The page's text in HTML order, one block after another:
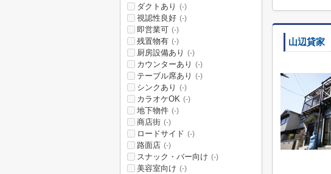
山辺貸家
ダクトあり (-)
視認性良好 (-)
即営業可 (-)
残置物有 (-)
厨房設備あり (-)
カウンターあり (-)
テーブル席あり (-)
シンクあり (-)
カラオケOK (-)
地下物件 (-)
商店街 (-)
ロードサイド (-)
路面店 (-)
スナック・バー向け (-)
美容室向け (-)